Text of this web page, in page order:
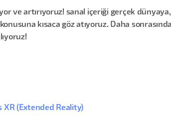
ve artırıyoruz! sanal içeriği gerçek
kısaca göz atıyoruz. Daha
XR (Extended Reality)